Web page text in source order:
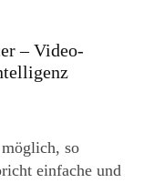
– Video-
so
einfache und